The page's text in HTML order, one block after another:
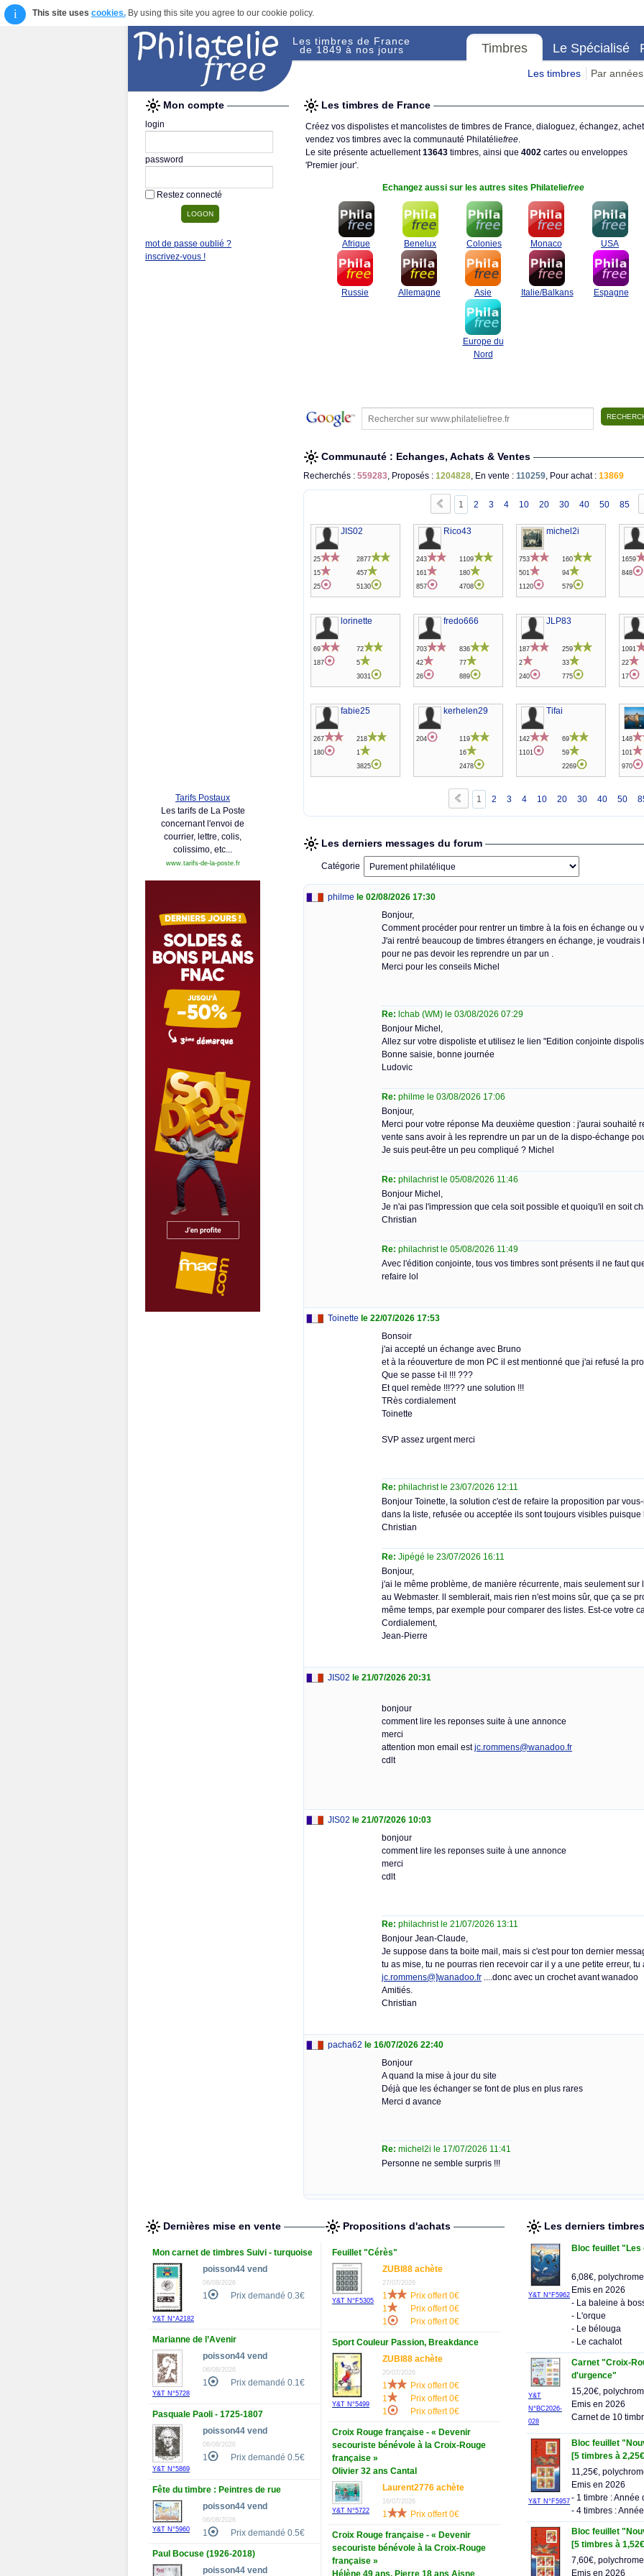
i This site uses cookies.By using this site you agree to our cookie policy.
Les timbres de France
de 1849 à nos jours Timbres Le Spécialisé
Les timbres Par années
Mon compte
login
password
Restez connecté
mot de passe oublié ?
inscrivez-vous !
Tarifs Postaux
Les tarifs de La Poste
concernant l'envoi de
courrier, lettre, colis,
colissimo, etc...
www.tarifs-de-la-poste.fr
Les timbres de France
Créez vos dispolistes et mancolistes de timbres de France, dialoguez, échangez,
vendez vos timbres avec la communauté Philatéliefree.
Le site présente actuellement13643 timbres, ainsi que 4002 cartes ou enveloppes
'Premier jour'.
Echangez aussi sur les autres sites Philateliefree
Afrique Benelux Colonies Monaco USA
Russie Allemagne Asie Italie/Balkans Espagne
Europe du
Nord
Communauté : Echanges, Achats & Ventes
Recherchés : 559283, Proposés : 1204828, En vente : 110259, Pour achat : 13869
1 2 3 4 10 20 30 40 50 85
JIS02
25
15
25
2877
457
5130
Rico43
243
161
857
1109
180
4708
michel2i
753
501
1120
160
94
579
1659
848
lorinette
69
187
72
5
3031
fredo666
703
42
26
836
77
889
JLP83
187
2
240
259
33
775
1091
22
17
fabie25
267
180
218
1
3825
kerhelen29
204
119
16
2478
Tifai
142
1101
69
59
2269
148
101
970
1 2 3 4 10 20 30 40 50
Les derniers messages du forum
Catégorie
philme le 02/08/2026 17:30
Bonjour,
Comment procéder pour rentrer un timbre à la fois en échange ou
J'ai rentré beaucoup de timbres étrangers en échange, je
pour ne pas devoir les reprendre un par un .
Merci pour les conseils Michel
Re: lchab (WM) le 03/08/2026 07:29
Bonjour Michel,
Allez sur votre dispoliste et utilisez le lien "Edition conjointe
Bonne saisie, bonne journée
Ludovic
Re: philme le 03/08/2026 17:06
Bonjour,
Merci pour votre réponse Ma deuxième question : j'aurai souhaité
vente sans avoir à les reprendre un par un de la dispo-échange
Je suis peut-être un peu compliqué ? Michel
Re: philachrist le 05/08/2026 11:46
Bonjour Michel,
Je n'ai pas l'impression que cela soit possible et quoiqu'il en soit
Christian
Re: philachrist le 05/08/2026 11:49
Avec l'édition conjointe, tous vos timbres sont présents il ne faut
refaire lol
Toinette le 22/07/2026 17:53
Bonsoir
j'ai accepté un échange avec Bruno
et à la réouverture de mon PC il est mentionné que j'ai refusé la
Que se passe t-il !!! ???
Et quel remède !!!??? une solution !!!
TRès cordialement
Toinette
SVP assez urgent merci
Re: philachrist le 23/07/2026 12:11
Bonjour Toinette, la solution c'est de refaire la proposition par
dans la liste, refusée ou acceptée ils sont toujours visibles
Christian
Re: Jipégé le 23/07/2026 16:11
Bonjour,
j'ai le même problème, de manière récurrente, mais seulement
au Webmaster. ll semblerait, mais rien n'est moins sûr, que ça se
même temps, par exemple pour comparer des listes. Est-ce votre
Cordialement,
Jean-Pierre
JIS02 le 21/07/2026 20:31
bonjour
comment lire les reponses suite à une annonce
merci
attention mon email estjc.rommens@wanadoo.fr
cdlt
JIS02 le 21/07/2026 10:03
bonjour
comment lire les reponses suite à une annonce
merci
cdlt
Re: philachrist le 21/07/2026 13:11
Bonjour Jean-Claude,
Je suppose dans ta boite mail, mais si c'est pour ton dernier
tu as mise, tu ne pourras rien recevoir car il y a une petite erreur, tu
jc.rommens@]wanadoo.fr ....donc avec un crochet avant wanadoo
Amitiés.
Christian
pacha62 le 16/07/2026 22:40
Bonjour
A quand la mise à jour du site
Déjà que les échanger se font de plus en plus rares
Merci d avance
Re: michel2i le 17/07/2026 11:41
Personne ne semble surpris !!!
Dernières mise en vente
Mon carnet de timbres Suivi - turquoise
Y&T N°A2182
poisson44 vend
06/08/2026
1 Prix demandé 0.3€
Marianne de l’Avenir
Y&T N°5728
poisson44 vend
06/08/2026
1 Prix demandé 0.1€
Pasquale Paoli - 1725-1807
Y&T N°5869
poisson44 vend
06/08/2026
1 Prix demandé 0.5€
Fête du timbre : Peintres de rue
Y&T N°5960
poisson44 vend
06/08/2026
1 Prix demandé 0.5€
Paul Bocuse (1926-2018)
poisson44 vend
Propositions d'achats
Feuillet "Cérès"
Y&T N°F5305
ZUBI88 achète
27/07/2026
1
Prix offert 0€
1
Prix offert 0€
1
Prix offert 0€
Sport Couleur Passion, Breakdance
Y&T N°5499
ZUBI88 achète
20/07/2026
1
Prix offert 0€
1
Prix offert 0€
1
Prix offert 0€
Croix Rouge française - « Devenir
secouriste bénévole à la Croix-Rouge
française »
Olivier 32 ans Cantal
Y&T N°5722
Laurent2776 achète
16/07/2026
1 Prix offert 0€
Croix Rouge française - « Devenir
secouriste bénévole à la Croix-Rouge
française »
Hélène 49 ans, Pierre 18 ans Aisne
Les derniers
Y&T N°F5962
Bloc feuillet
6,08€, polychrome
Emis en 2026
- La baleine à
- L'orque
- Le bélouga
- Le cachalot
Y&T
N°BC2026-
028
Carnet "Croix-
d'urgence"
15,20€,
Emis en 2026
Carnet de 10
Y&T N°F5957
Bloc feuillet
[5 timbres à
11,25€,
Emis en 2026
- 1 timbre : Année
- 4 timbres :
Bloc feuillet
[5 timbres à
7,60€, polychrome
Emis en 2026